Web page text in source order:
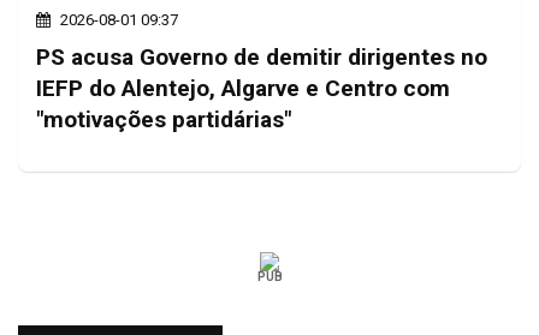
2026-08-01 09:37
PS acusa Governo de demitir dirigentes no
IEFP do Alentejo, Algarve e Centro com
"motivações partidárias"
PUB